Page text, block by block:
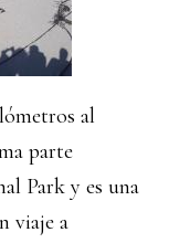
al
parte
Park y es una
viaje a